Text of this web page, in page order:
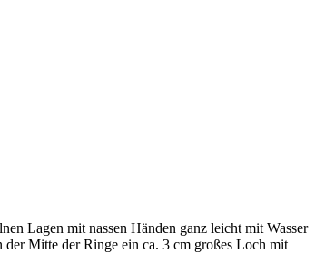
Lagen mit nassen Händen ganz leicht mit Wasser
der Mitte der Ringe ein ca. 3 cm großes Loch mit